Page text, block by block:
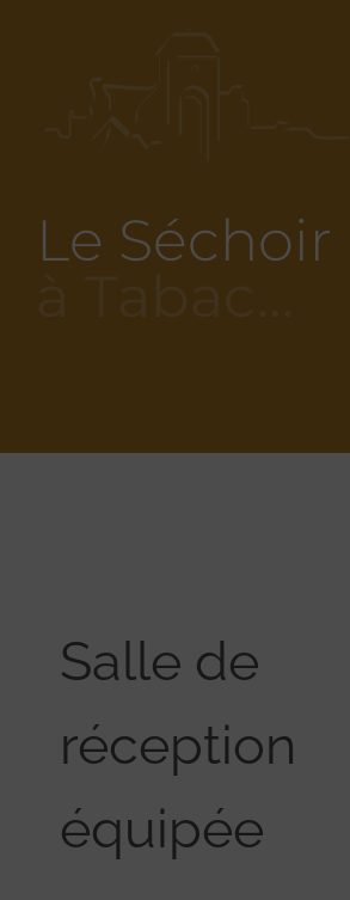
Le Séchoir
Salle de
réception
équipée